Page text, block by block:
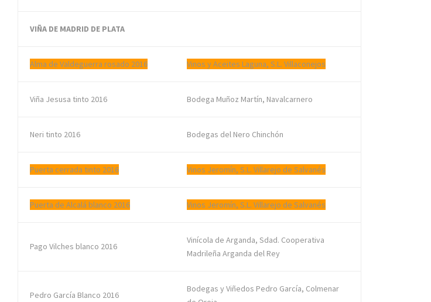
VIÑA DE MADRID DE PLATA
Alma de Valdeguerra rosado 2016 Vinos y Aceites Laguna, S.L. Villaconejos
Viña Jesusa tinto 2016 Bodega Muñoz Martín, Navalcarnero
Neri tinto 2016 Bodegas del Nero Chinchón
Puerta cerrada tinto 2016 Vinos Jeromín, S.L. Villarejo de Salvanés
Puerta de Alcalá blanco 2016 Vinos Jeromín, S.L. Villarejo de Salvanés
Pago Vilches blanco 2016
Vinícola de Arganda, Sdad. Cooperativa
Madrileña Arganda del Rey
Pedro García Blanco 2016
Bodegas y Viñedos Pedro García, Colmenar